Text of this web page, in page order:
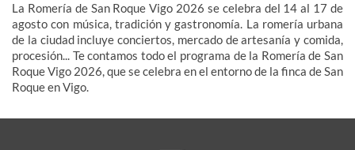
La Romería de San Roque Vigo 2026 se celebra del 14 al 17 de
agosto con música, tradición y gastronomía. La romería urbana
de la ciudad incluye conciertos, mercado de artesanía y comida,
procesión... Te contamos todo el programa de la Romería de San
Roque Vigo 2026, que se celebra en el entorno de la finca de San
Roque en Vigo.